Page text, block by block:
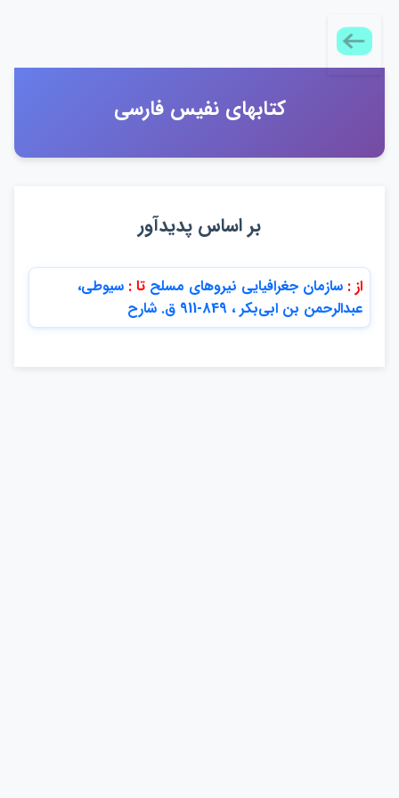
كتابهاي نفيس فارسي
بر اساس پديدآور
از : سازمان جغرافيايي نيروهاي مسلح تا : سيوطي،
عبدالرحمن بن ابي‌بكر ، 849-911 ق. شارح